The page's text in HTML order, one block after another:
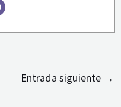
Entrada siguiente →